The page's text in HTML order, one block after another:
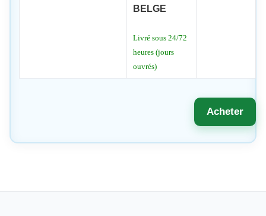
BELGE
Livré sous 24/72
heures (jours
ouvrés)
Acheter